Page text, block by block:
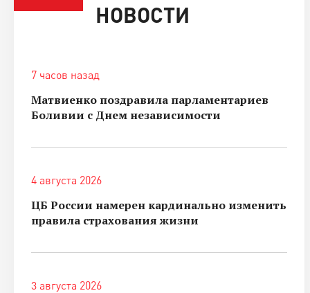
НОВОСТИ
7 часов назад
Матвиенко поздравила парламентариев
Боливии с Днем независимости
4 августа 2026
ЦБ России намерен кардинально изменить
правила страхования жизни
3 августа 2026